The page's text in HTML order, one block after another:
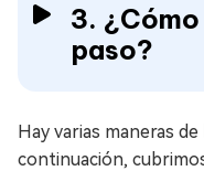
3.
paso?
Hay varias maneras
continuación,